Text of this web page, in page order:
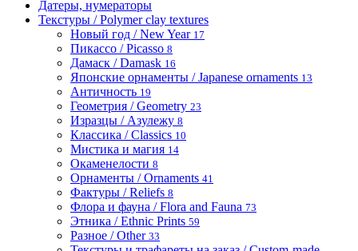
Датеры, нумераторы
Текстуры / Polymer clay textures
Новый год / New Year 17
Пикассо / Picasso 8
Дамаск / Damask 16
Японские орнаменты / Japanese ornaments 13
Античность 19
Геометрия / Geometry 23
Изразцы / Азулежу 8
Классика / Classics 10
Мистика и магия 14
Окаменелости 8
Орнаменты / Ornaments 41
Фактуры / Reliefs 8
Флора и фауна / Flora and Fauna 73
Этника / Ethnic Prints 59
Разное / Other 33